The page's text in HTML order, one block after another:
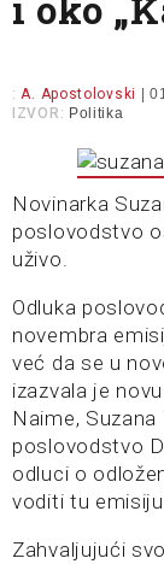
Informer
i oko
: A. Apostolovski
|
IZVOR: Politika
Novinarka
poslovodstvo
uživo.
Odluka
novembra
već da se u
izazvala je
Naime,
poslovodstvo
odluci o
voditi tu
Zahvaljujući